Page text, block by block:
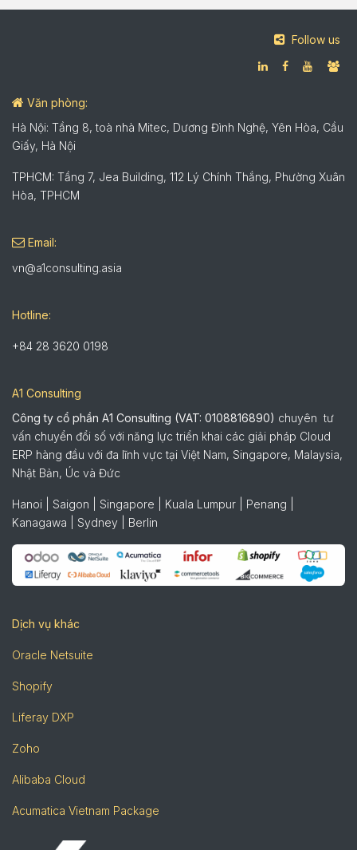
Follow us
Văn phòng:
Hà Nội: Tầng 8, toà nhà Mitec, Dương Đình Nghệ, Yên Hòa, Cầu
Giấy, Hà Nội
TPHCM: Tầng 7, Jea Building, 112 Lý Chính Thắng, Phường Xuân
Hòa, TPHCM
Email:
vn@a1consulting.asia
Hotline:
+84 28 3620 0198
A1 Consulting
Công ty cổ phần A1 Consulting (VAT: 0108816890) chuyên tư
vấn chuyển đổi số với năng lực triển khai các giải pháp Cloud
ERP hàng đầu với đa lĩnh vực tại Việt Nam, Singapore, Malaysia,
Nhật Bản, Úc và Đức
Hanoi | Saigon | Singapore | Kuala Lumpur | Penang |
Kanagawa | Sydney | Berlin
Dịch vụ khác
Oracle Netsuite
Shopify
Liferay DXP
Zoho
Alibaba Cloud
Acumatica Vietnam Package